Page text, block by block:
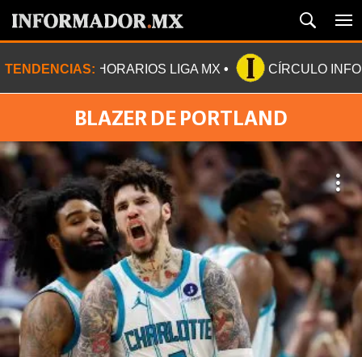
TENDENCIAS: HORARIOS LIGA MX CÍRCULO
BLAZER DE PORTLAND